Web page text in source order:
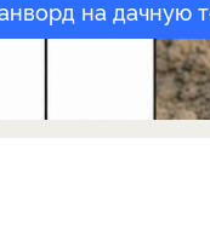
на дачную